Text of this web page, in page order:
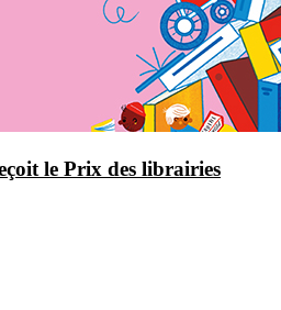
le Prix des librairies